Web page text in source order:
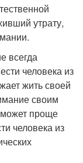
утрату,
всегда
человека из
жить своей
своим
проще
человека из